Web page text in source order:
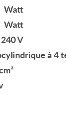
Watt
Watt
V
à 4